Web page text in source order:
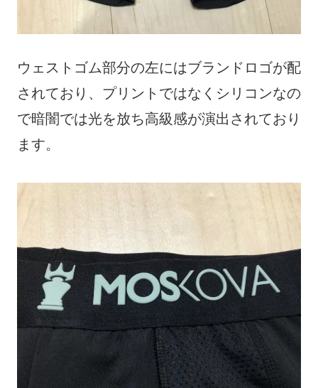
ウェストゴム部分の左にはブランドロゴが配
されており、プリントではなくシリコンなの
で暗闇では光を放ち高級感が演出されており
ます。